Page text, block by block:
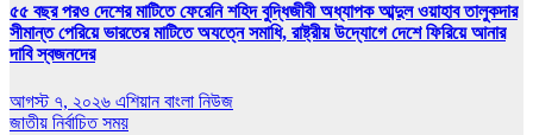
৫৫ বছর পরও দেশের মাটিতে ফেরেনি শহিদ বুদ্ধিজীবী অধ্যাপক আব্দুল ওয়াহাব তালুকদার
সীমান্ত পেরিয়ে ভারতের মাটিতে অযত্নে সমাধি, রাষ্ট্রীয় উদ্যোগে দেশে ফিরিয়ে আনার
দাবি স্বজনদের
আগস্ট ৭, ২০২৬ এশিয়ান বাংলা নিউজ
জাতীয় নির্বাচিত সময়